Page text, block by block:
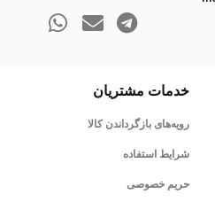
خدمات مشتریان
رویه‌های بازگرداندن کالا
شرایط استفاده
حریم خصوصی